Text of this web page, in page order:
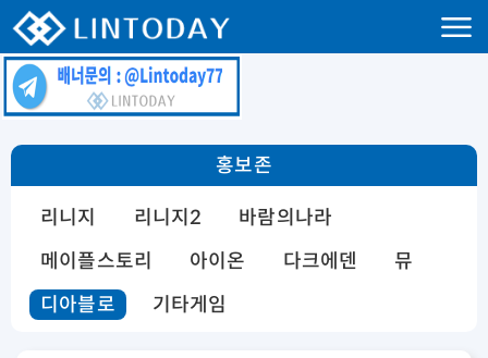
리니지 프리서버 홍보 및 프리서버 홍보 커뮤니티 사이트 린투데이 입니다.
홍보존
리니지 리니지2
바람의나라
메이플스토리
아이온 다크에덴
뮤
디아블로
기타게임